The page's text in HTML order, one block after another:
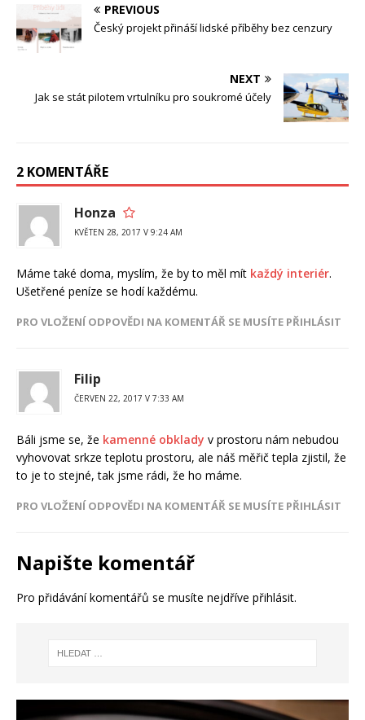
PREVIOUS
Český projekt přináší lidské příběhy bez cenzury
NEXT
Jak se stát pilotem vrtulníku pro soukromé účely
2 KOMENTÁŘE
Honza
KVĚTEN 28, 2017 V 9:24 AM
Máme také doma, myslím, že by to měl mít každý interiér.
Ušetřené peníze se hodí každému.
PRO VLOŽENÍ ODPOVĚDI NA KOMENTÁŘ SE MUSÍTE PŘIHLÁSIT
Filip
ČERVEN 22, 2017 V 7:33 AM
Báli jsme se, že kamenné obklady v prostoru nám nebudou
vyhovovat srkze teplotu prostoru, ale náš měřič tepla zjistil, že
to je to stejné, tak jsme rádi, že ho máme.
PRO VLOŽENÍ ODPOVĚDI NA KOMENTÁŘ SE MUSÍTE PŘIHLÁSIT
Napište komentář
Pro přidávání komentářů se musíte nejdříve přihlásit.